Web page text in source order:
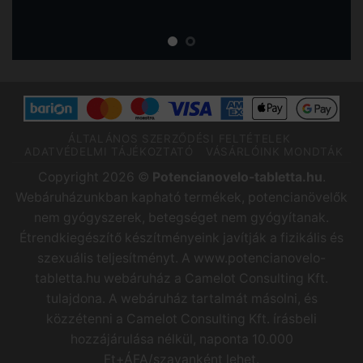
Copyright 2026 © Potencianovelo-tabletta.hu
Webáruházunkban kapható termékek, potencianövelők
nem gyógyszerek, betegséget nem gyógyítanak.
Étrendkiegészítő készítményeink javítják a fizikális és
szexuális teljesítményt. A www.potencianovelo-
tabletta.hu webáruház a Camelot Consulting Kft.
tulajdona. A webáruház tartalmát másolni, és
közzétenni a Camelot Consulting Kft. írásbeli
hozzájárulása nélkül, naponta 10.000
Ft+ÁFA/szavanként lehet.